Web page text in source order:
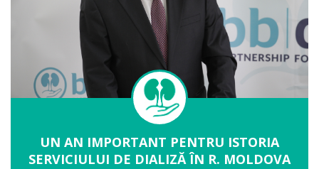
UN AN IMPORTANT PENTRU ISTORIA
SERVICIULUI DE DIALIZĂ ÎN R. MOLDOVA